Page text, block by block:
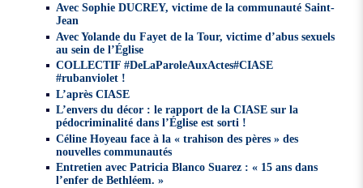
Avec Sophie DUCREY, victime de la communauté Saint-
Jean
Avec Yolande du Fayet de la Tour, victime d’abus sexuels
au sein de l’Église
COLLECTIF #DeLaParoleAuxActes#CIASE
#rubanviolet !
L’après CIASE
L’envers du décor : le rapport de la CIASE sur la
pédocriminalité dans l’Église est sorti !
Céline Hoyeau face à la « trahison des pères » des
nouvelles communautés
Entretien avec Patricia Blanco Suarez : « 15 ans dans
l’enfer de Bethléem. »